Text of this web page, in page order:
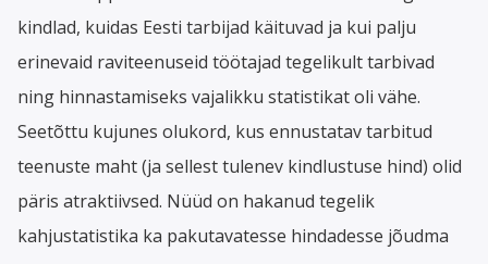
kindlad, kuidas Eesti tarbijad käituvad ja kui palju
erinevaid raviteenuseid töötajad tegelikult tarbivad
ning hinnastamiseks vajalikku statistikat oli vähe.
Seetõttu kujunes olukord, kus ennustatav tarbitud
teenuste maht (ja sellest tulenev kindlustuse hind) olid
päris atraktiivsed. Nüüd on hakanud tegelik
kahjustatistika ka pakutavatesse hindadesse jõudma